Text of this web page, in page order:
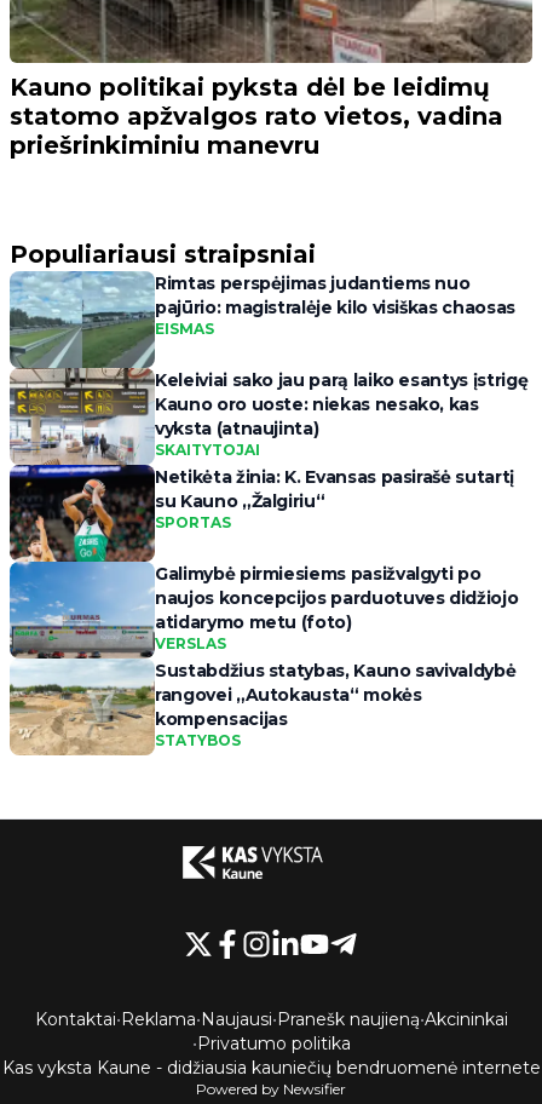
Kauno politikai pyksta dėl be leidimų
statomo apžvalgos rato vietos, vadina
priešrinkiminiu manevru
Populiariausi straipsniai
Rimtas perspėjimas judantiems nuo
pajūrio: magistralėje kilo visiškas chaosas
EISMAS
Keleiviai sako jau parą laiko esantys įstrigę
Kauno oro uoste: niekas nesako, kas
vyksta (atnaujinta)
SKAITYTOJAI
Netikėta žinia: K. Evansas pasirašė sutartį
su Kauno „Žalgiriu“
SPORTAS
Galimybė pirmiesiems pasižvalgyti po
naujos koncepcijos parduotuves didžiojo
atidarymo metu (foto)
VERSLAS
Sustabdžius statybas, Kauno savivaldybė
rangovei „Autokausta“ mokės
kompensacijas
STATYBOS
Kontaktai•Reklama•Naujausi•Pranešk naujieną•Akcininkai
•Privatumo politika
Kas vyksta Kaune - didžiausia kauniečių bendruomenė internete
Powered by Newsifier